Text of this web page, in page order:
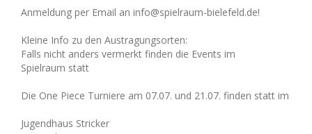
Anmeldung per Email an info@spielraum-bielefeld.de!
Kleine Info zu den Austragungsorten:
Falls nicht anders vermerkt finden die Events im
Spielraum statt
Die One Piece Turniere am 07.07. und 21.07. finden statt im
Jugendhaus Stricker